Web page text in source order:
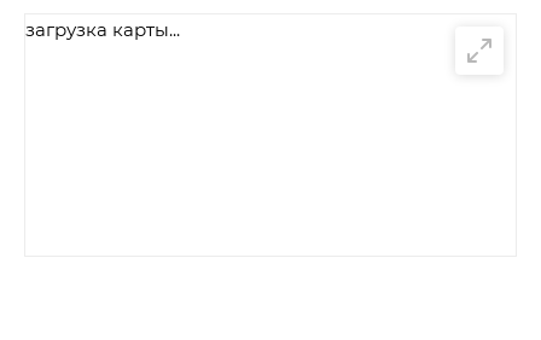
загрузка карты...